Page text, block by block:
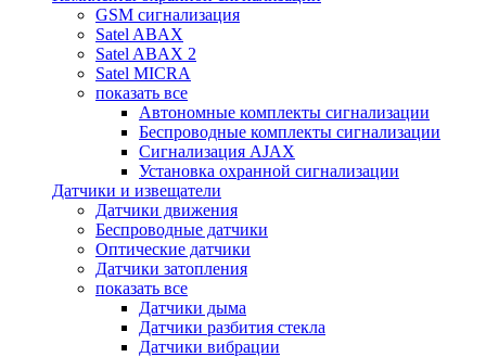
GSM сигнализация
Satel ABAX
Satel ABAX 2
Satel MICRA
показать все
Автономные комплекты сигнализации
Беспроводные комплекты сигнализации
Сигнализация AJAX
Установка охранной сигнализации
Датчики и извещатели
Датчики движения
Беспроводные датчики
Оптические датчики
Датчики затопления
показать все
Датчики дыма
Датчики разбития стекла
Датчики вибрации